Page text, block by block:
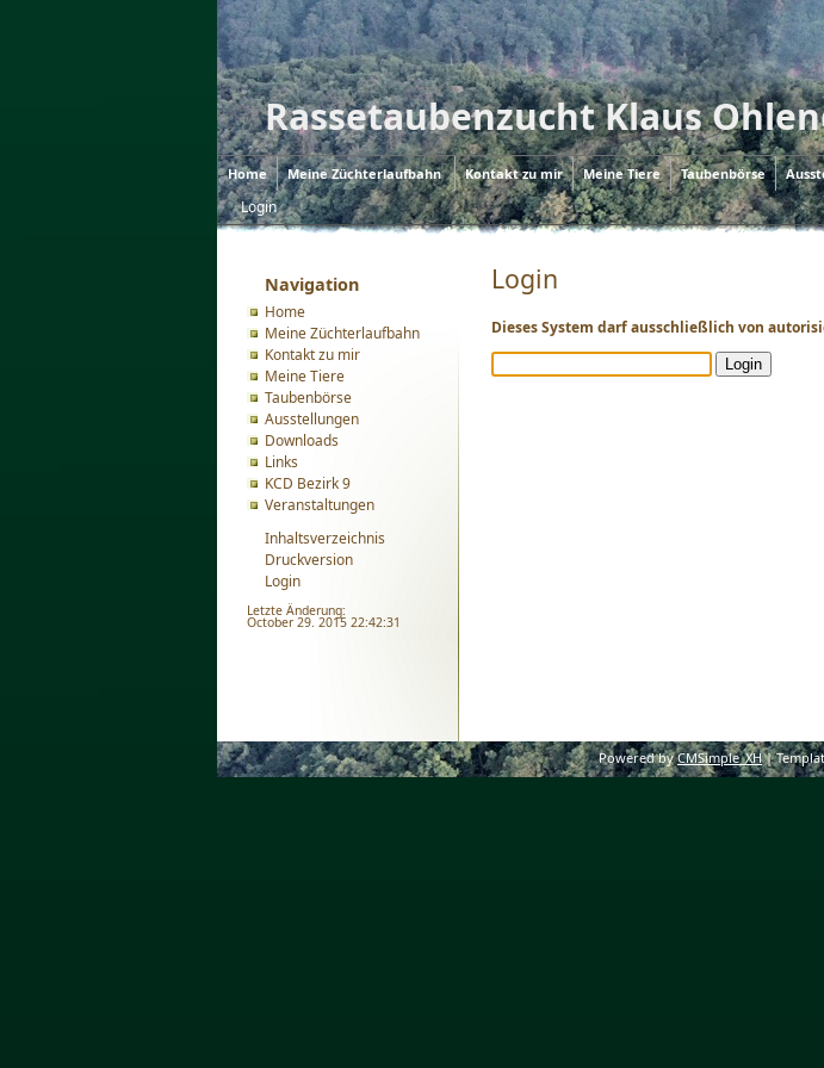
Rassetaubenzucht Klaus
Home Meine Züchterlaufbahn Kontakt zu mir Meine Tiere Taubenbörse
Login
Navigation
Home
Meine Züchterlaufbahn
Kontakt zu mir
Meine Tiere
Taubenbörse
Ausstellungen
Downloads
Links
KCD Bezirk 9
Veranstaltungen
Inhaltsverzeichnis
Druckversion
Login
Letzte Änderung:
October 29. 2015 22:42:31
Login
Dieses System darf ausschließlich von
Powered byCMSimple_XH|